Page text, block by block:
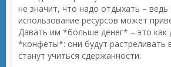
не значит, что надо отдыхать – ведь
использование ресурсов может
Давать им *больше денег* – это как
*конфеты*: они будут растреливать
станут учиться сдержанности.